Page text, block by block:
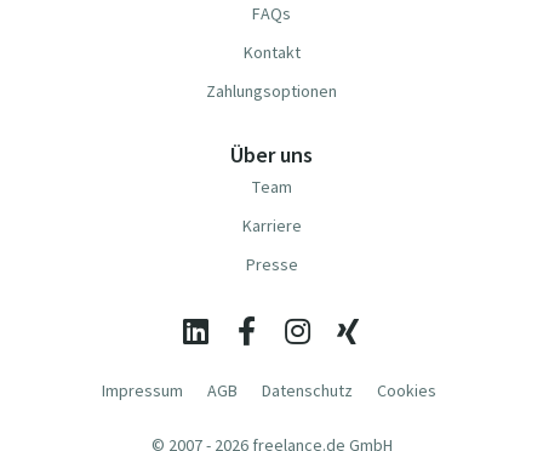
FAQs
Kontakt
Zahlungsoptionen
Über uns
Team
Karriere
Presse
Impressum AGB Datenschutz Cookies
© 2007 - 2026 freelance.de GmbH